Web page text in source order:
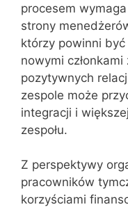
procesem
strony
którzy powinni
nowymi członkami
pozytywnych
zespole może
integracji i
zespołu.
Z perspektywy
pracowników
korzyściami